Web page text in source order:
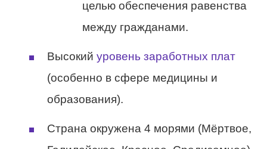
целью обеспечения равенства
между гражданами.
Высокий уровень заработных плат
(особенно в сфере медицины и
образования).
Страна окружена 4 морями (Мёртвое,